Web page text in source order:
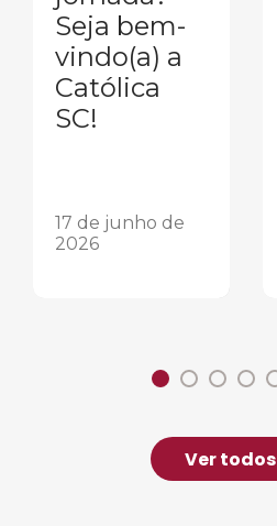
Seja bem-
vindo(a) a
Católica
SC!
17 de junho de
2026
Ver todos